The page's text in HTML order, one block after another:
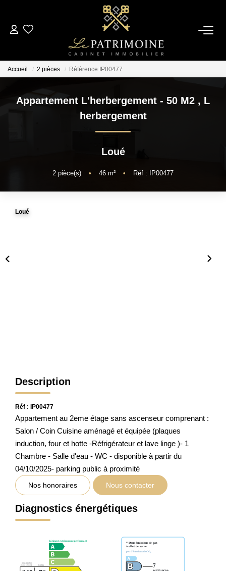
ACCUEIL
NOS ANNONCES
Locations
Accueil 2 pièces Référence IP00477
Appartement L'herbergement - 50 M2 , L
herbergement
Loué
2 pièce(s) • 46 m² • Réf : IP00477
Loué
Description
Réf : IP00477
Appartement au 2eme étage sans ascenseur comprenant :
Salon / Coin Cuisine aménagé et équipée (plaques
induction, four et hotte -Réfrigérateur et lave linge )- 1
Chambre - Salle d'eau - WC - disponible à partir du
04/10/2025- parking public à proximité
Nos honoraires Nous contacter
Diagnostics énergétiques